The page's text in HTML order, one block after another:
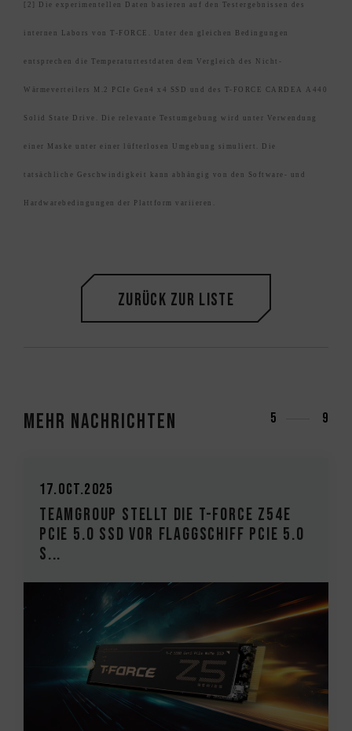
[2] Die experimentellen Daten basieren auf den Testergebnissen des
internen Labors von T-FORCE. Unter den gleichen Bedingungen
entsprechen die Temperaturtestdaten dem Vergleich des Nicht-
Wärmeverteilers M.2 PCIe Gen4 x4 SSD und des T-FORCE CARDEA A440
Solid State Drive. Die relevante Testumgebung wird unter Verwendung
einer Maske unter einer lüfterlosen Umgebung simuliert. Die
tatsächliche Geschwindigkeit kann abhängig von den Software- und
Hardwarebedingungen der Plattform variieren.
Zurück zur Liste
Mehr Nachrichten 6 9
T-FORCE Z54E
PCIe 5.0
TEAMGROUP bringt die
EXPERT P34F Find My